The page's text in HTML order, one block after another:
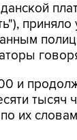
и
тысяч
их